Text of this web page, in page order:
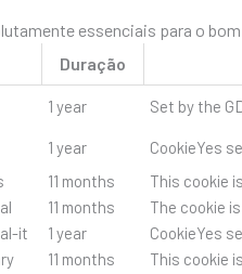
essenciais para o
Duração
1 year
Set by the
1 year
CookieYes
11 months
This cookie
11 months
The cookie
it
1 year
CookieYes
11 months
This cookie